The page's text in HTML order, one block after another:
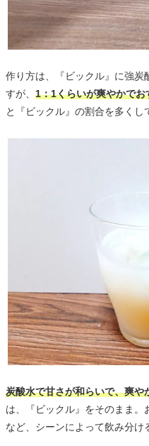
作り方は、『ビックル』に強
すが、 1：1くらいが爽やかでお
と『ビックル』の割合を多くし
炭酸水で甘さが和らいで、爽や
は、『ビックル』をそのまま。
など、シーンによって飲み分け